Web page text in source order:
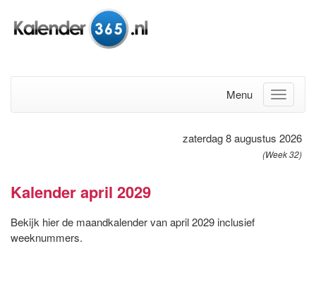
Menu
zaterdag 8 augustus 2026
(Week 32)
Kalender april 2029
Bekijk hier de maandkalender van april 2029 inclusief
weeknummers.